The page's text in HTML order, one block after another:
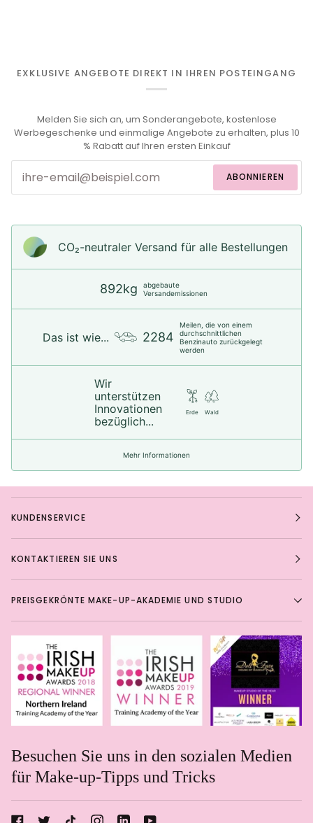
EXKLUSIVE ANGEBOTE DIREKT IN IHREN POSTEINGANG
Melden Sie sich an, um Sonderangebote, kostenlose
Werbegeschenke und einmalige Angebote zu erhalten, plus 10
% Rabatt auf Ihren ersten Einkauf
ABONNIEREN
CO₂-neu­t­raler Versand für alle Bestellungen
892kg
abgebaute
Versandemissionen
Das ist wie... 2284
Meilen, die von einem
durchschnittlichen
Benzinauto zurückgelegt
werden
Wir
unterstützen
Innovationen
bezüglich...
Erde Wald
Mehr Informationen
KUNDENSERVICE
KONTAKTIEREN SIE UNS
PREISGEKRÖNTE MAKE-UP-AKADEMIE UND STUDIO
Besuchen Sie uns in den sozialen Medien
für Make-up-Tipps und Tricks